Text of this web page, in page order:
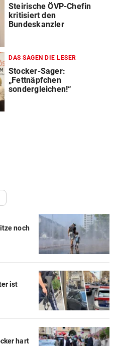
Steirische ÖVP-Chefin
kritisiert den
Bundeskanzler
DAS SAGEN DIE LESER
Stocker-Sager:
„Fettnäpfchen
sondergleichen!“
noch
ist
hart